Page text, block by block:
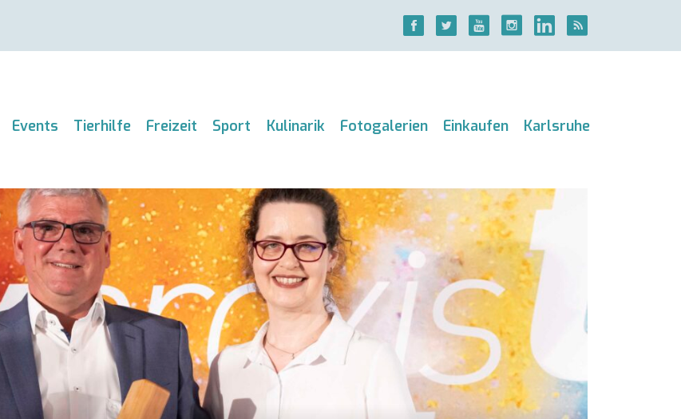
Events Tierhilfe Freizeit Sport Kulinarik Fotogalerien Einkaufen Karlsruhe